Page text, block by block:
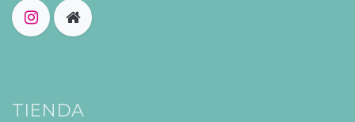
TIENDA